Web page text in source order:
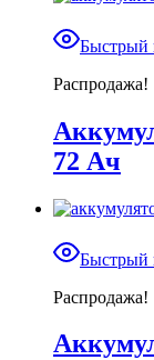
Быстрый
Распродажа!
72 Ач
Быстрый
Распродажа!